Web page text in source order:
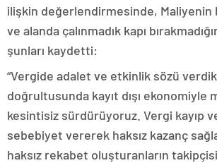
ilişkin değerlendirmesinde,
ve alanda çalınmadık kapı
şunları kaydetti:
“Vergide adalet ve etkinlik sözü
doğrultusunda kayıt dışı ekonomiyle
kesintisiz sürdürüyoruz. Vergi kayıp
sebebiyet vererek haksız kazanç
haksız rekabet oluşturanların